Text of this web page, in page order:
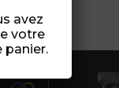
avez
votre
panier.